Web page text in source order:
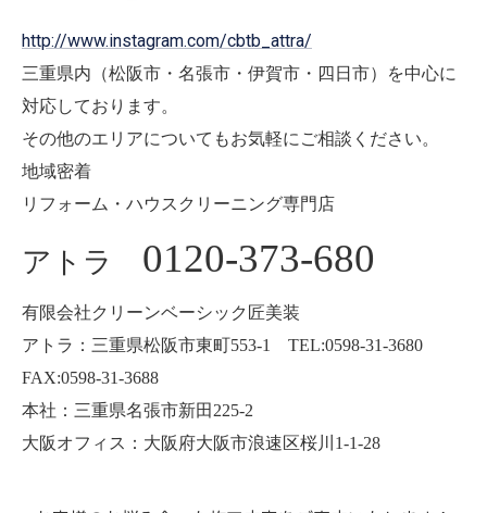
http://www.instagram.com/cbtb_attra/
三重県内（松阪市・名張市・伊賀市・四日市）を中心に
対応しております。
その他のエリアについてもお気軽にご相談ください。
地域密着
リフォーム・ハウスクリーニング専門店
アトラ 0120-373-680
有限会社クリーンベーシック匠美装
アトラ：三重県松阪市東町553-1 TEL:0598-31-3680
FAX:0598-31-3688
本社：三重県名張市新田225-2
大阪オフィス：大阪府大阪市浪速区桜川1-1-28